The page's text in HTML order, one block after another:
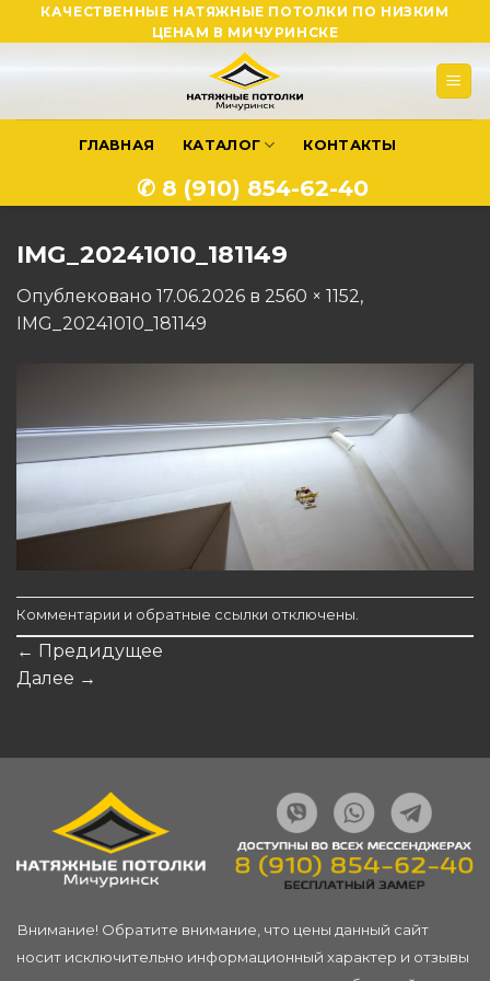
to
КАЧЕСТВЕННЫЕ НАТЯЖНЫЕ ПОТОЛКИ ПО НИЗКИМ
ЦЕНАМ В МИЧУРИНСКЕ
ГЛАВНАЯ КАТАЛОГ КОНТАКТЫ
✆ 8 (910) 854-62-40
IMG_20241010_181149
Опублековано 17.06.2026 в 2560 × 1152,
IMG_20241010_181149
Комментарии и обратные ссылки отключены.
← Предидущее
Далее →
Внимание! Обратите внимание, что цены данный сайт
носит исключительно информационный характер и отзывы